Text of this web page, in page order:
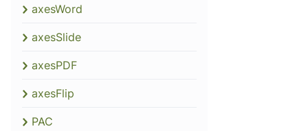
axesWord
axesSlide
axesPDF
axesFlip
PAC